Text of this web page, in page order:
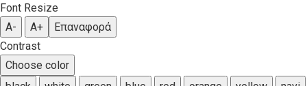
Font Resize
A-
A+
Επαναφορά
Contrast
Choose color